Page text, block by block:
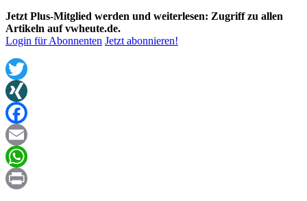
Jetzt Plus-Mitglied werden und weiterlesen: Zugriff zu allen
Artikeln auf vwheute.de.
Login für Abonnenten Jetzt abonnieren!
Twitter
XING
Facebook
Email
WhatsApp